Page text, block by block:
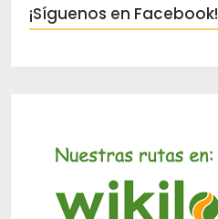
¡Síguenos en Facebook!